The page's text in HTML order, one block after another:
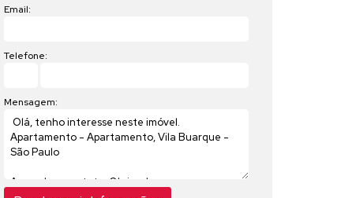
Email:
Telefone:
Mensagem: